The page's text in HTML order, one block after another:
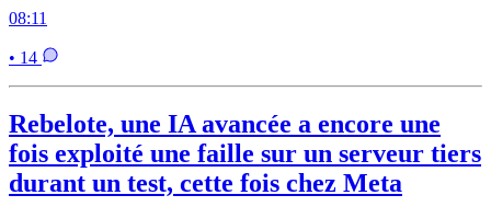
08:11
• 14
Rebelote, une IA avancée a encore une
fois exploité une faille sur un serveur tiers
durant un test, cette fois chez Meta